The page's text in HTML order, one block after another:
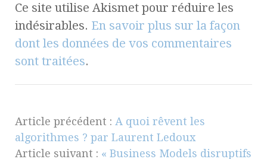
Ce site utilise Akismet pour réduire les
indésirables. En savoir plus sur la façon
dont les données de vos commentaires
sont traitées.
Article précédent : A quoi rêvent les
algorithmes ? par Laurent Ledoux
Article suivant : « Business Models disruptifs